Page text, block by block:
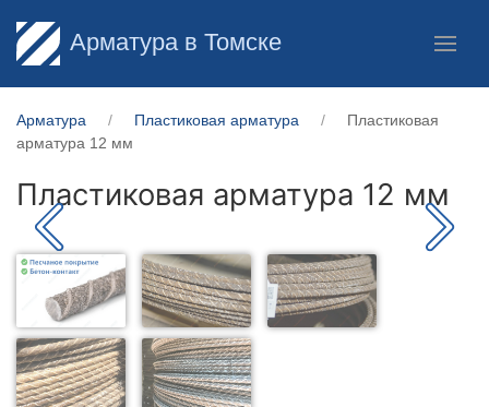
Арматура в Томске
Арматура Пластиковая арматура
Пластиковая
арматура 12 мм
Пластиковая арматура 12 мм